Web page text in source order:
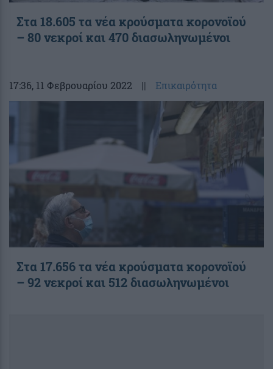
Στα 18.605 τα νέα κρούσματα κορονοϊού
– 80 νεκροί και 470 διασωληνωμένοι
17:36, 11 Φεβρουαρίου 2022 || Επικαιρότητα
Στα 17.656 τα νέα κρούσματα κορονοϊού
– 92 νεκροί και 512 διασωληνωμένοι